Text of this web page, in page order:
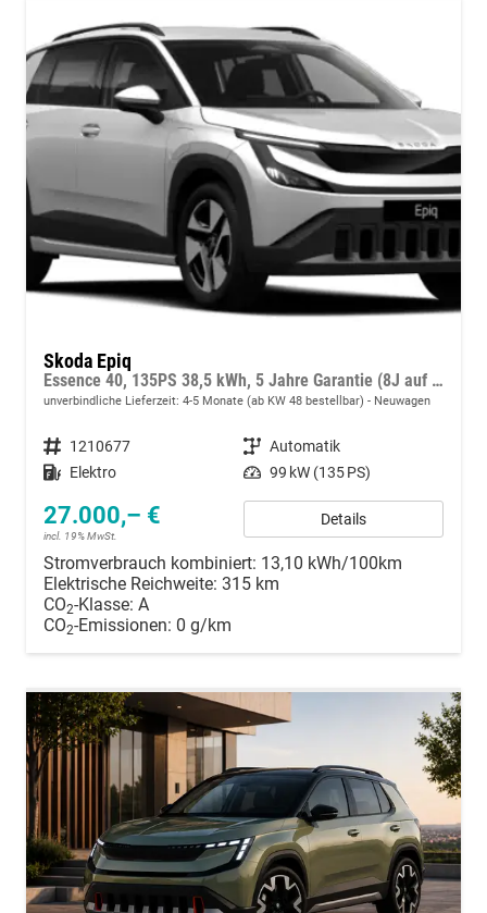
Skoda Epiq
Essence 40, 135PS 38,5 kWh, 5 Jahre Garantie (8J auf Batterie), Climatronic, Infotainment 13,1" + Smartlink, Parksensoren hinten, ACC, Side Assist, M-Lederlenkrad, Dachreling
unverbindliche Lieferzeit: 4-5 Monate (ab KW 48 bestellbar) Neuwagen
Fahrzeugnummer 1210677 Getriebe Automatik
Kraftstoff Elektro Leistung 99 kW (135 PS)
27.000,– €
incl. 19% MwSt.
Details
Stromverbrauch kombiniert: 13,10 kWh/100km
Elektrische Reichweite: 315 km
CO2-Klasse: A
CO2-Emissionen: 0 g/km